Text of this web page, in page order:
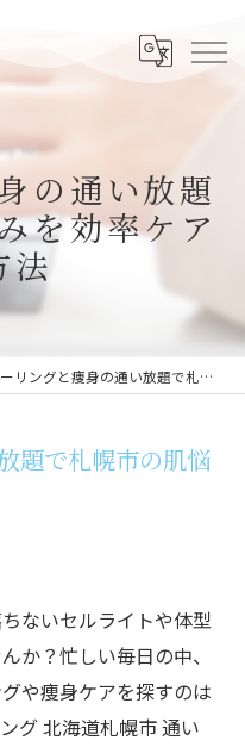
の通い放題
を効率ケア
法
ングと痩身の通い放題で札幌市の肌悩みを効率ケアする方法
題で札幌市の肌悩
ないセルライトや体型
か？忙しい毎日の中、
や痩身ケアを探すのは
グ 北海道札幌市 通い